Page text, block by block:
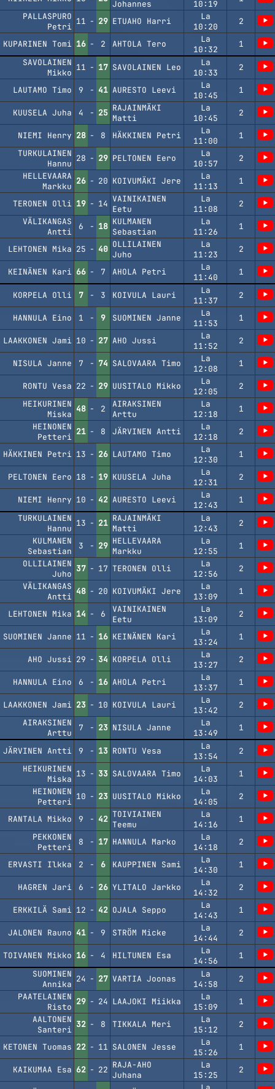
Johannes
10:19
PALLASPURO
Petri
11 - 29 ETUAHO Harri
La
10:20
2
KUPARINEN Tomi 16 - 2 AHTOLA Tero
La
10:32
1
SAVOLAINEN
Mikko
11 - 17 SAVOLAINEN Leo
La
10:33
2
LAUTAMO Timo 9 - 41 AURESTO Leevi
La
10:45
1
KUUSELA Juha 4 - 25 RAJAINMÄKI
Matti
La
10:45
2
NIEMI Henry 28 - 8 HÄKKINEN Petri
La
11:00
1
TURKULAINEN
Hannu
28 - 29 PELTONEN Eero
La
10:57
2
HELLEVAARA
Markku
26 - 20 KOIVUMÄKI Jere
La
11:13
1
TERONEN Olli 19 - 14 VAINIKAINEN
Eetu
La
11:08
2
VÄLIKANGAS
Antti
6 - 18 KULMANEN
Sebastian
La
11:26
1
LEHTONEN Mika 25 - 40 OLLILAINEN
Juho
La
11:23
2
KEINÄNEN Kari 66 - 7 AHOLA Petri
La
11:40
1
KORPELA Olli 7 - 3 KOIVULA Lauri
La
11:37
2
HANNULA Eino 1 - 9 SUOMINEN Janne
La
11:53
1
LAAKKONEN Jami 10 - 27 AHO Jussi
La
11:52
2
NISULA Janne 7 - 74 SALOVAARA Timo
La
12:08
1
RONTU Vesa 22 - 29 UUSITALO Mikko
La
12:05
2
HEIKURINEN
Miska
48 - 2
AIRAKSINEN
Arttu
La
12:18
1
HEINONEN
Petteri
21 - 8 JÄRVINEN Antti
La
12:18
2
HÄKKINEN Petri 13 - 26 LAUTAMO Timo
La
12:30
1
PELTONEN Eero 18 - 19 KUUSELA Juha
La
12:31
2
NIEMI Henry 10 - 42 AURESTO Leevi
La
12:43
1
TURKULAINEN
Hannu
13 - 21 RAJAINMÄKI
Matti
La
12:43
2
KULMANEN
Sebastian
3 - 29 HELLEVAARA
Markku
La
12:55
1
OLLILAINEN
Juho
37 - 17 TERONEN Olli
La
12:56
2
VÄLIKANGAS
Antti
48 - 20 KOIVUMÄKI Jere
La
13:09
1
LEHTONEN Mika 14 - 6
VAINIKAINEN
Eetu
La
13:09
2
SUOMINEN Janne 11 - 16 KEINÄNEN Kari
La
13:24
1
AHO Jussi 29 - 34 KORPELA Olli
La
13:27
2
HANNULA Eino 6 - 16 AHOLA Petri
La
13:37
1
LAAKKONEN Jami 23 - 10 KOIVULA Lauri
La
13:42
2
AIRAKSINEN
Arttu
7 - 23 NISULA Janne
La
13:49
1
JÄRVINEN Antti 9 - 13 RONTU Vesa
La
13:54
2
HEIKURINEN
Miska
13 - 33 SALOVAARA Timo
La
14:03
1
HEINONEN
Petteri
10 - 23 UUSITALO Mikko
La
14:05
2
RANTALA Mikko 9 - 42 TOIVIAINEN
Teemu
La
14:16
1
PEKKONEN
Petteri
8 - 17 HANNULA Marko
La
14:18
2
ERVASTI Ilkka 2 - 6 KAUPPINEN Sami
La
14:30
1
HAGREN Jari 6 - 26 YLITALO Jarkko
La
14:32
2
ERKKILÄ Sami 12 - 42 OJALA Seppo
La
14:43
1
JALONEN Rauno 41 - 9 STRÖM Micke
La
14:44
2
TOIVANEN Mikko 16 - 4 HILTUNEN Esa
La
14:56
1
SUOMINEN
Annika
24 - 27 VARTIA Joonas
La
14:58
2
PAATELAINEN
Risto
29 - 24 LAAJOKI Miikka
La
15:09
1
AALTONEN
Santeri
32 - 8 TIKKALA Meri
La
15:12
2
KETONEN Tuomas 22 - 11 SALONEN Jesse
La
15:26
1
KAIKUMAA Esa 62 - 22 RAJA-AHO
Juhana
La
15:25
2